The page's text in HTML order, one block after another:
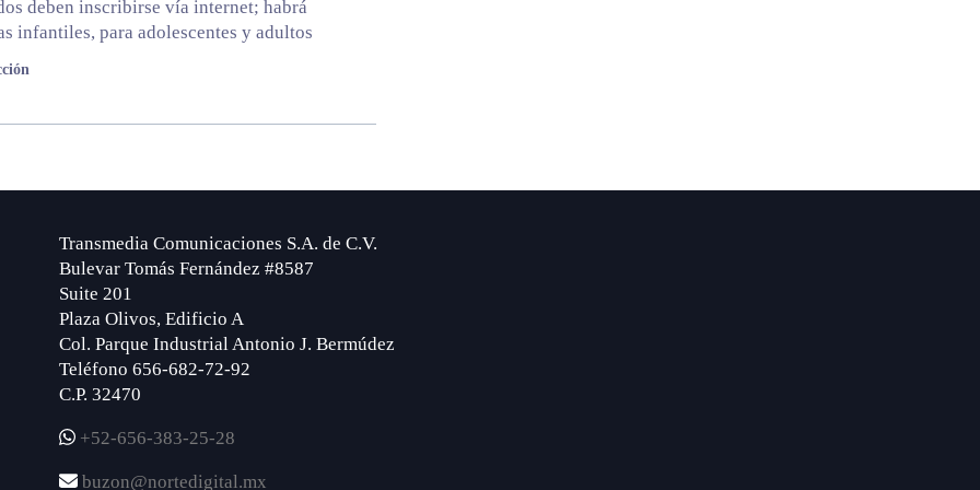
deben inscribirse vía internet; habrá
infantiles, para adolescentes y adultos
Transmedia Comunicaciones S.A. de C.V.
Bulevar Tomás Fernández #8587
Suite 201
Plaza Olivos, Edificio A
Col. Parque Industrial Antonio J. Bermúdez
Teléfono 656-682-72-92
C.P. 32470
+52-656-383-25-28
buzon@nortedigital.mx